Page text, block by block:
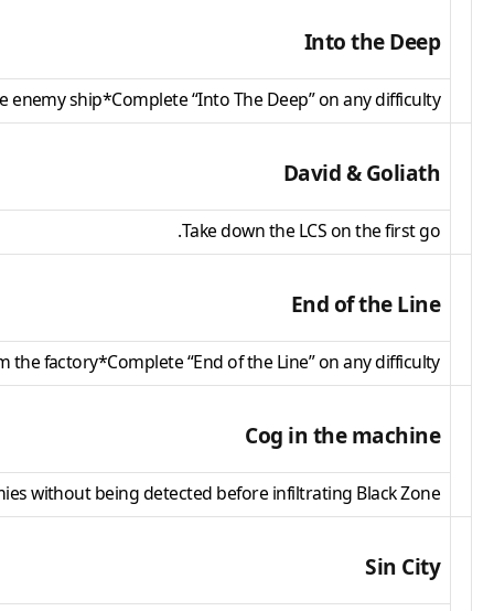
Into the Deep
enemy ship*Complete “Into The Deep” on any difficulty
David & Goliath
Take down the LCS on the first go.
End of the Line
the factory*Complete “End of the Line” on any difficulty.
Cog in the machine
without being detected before infiltrating Black Zone.
Sin City